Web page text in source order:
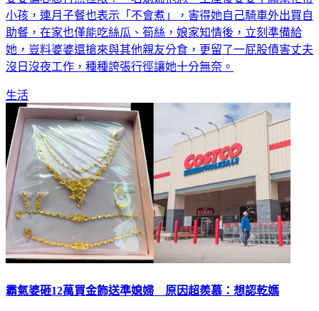
小孩，連月子餐也表示「不會煮」，害得她自己騎車外出買自
助餐，在家也僅能吃絲瓜、筍絲，娘家知情後，立刻準備給
她，豈料婆婆還搶來與其他親友分食，更留了一屁股債害丈夫
沒日沒夜工作，種種誇張行徑讓她十分無奈。
生活
霸氣婆砸12萬買金飾送準媳婦 原因超羨慕：想認乾媽